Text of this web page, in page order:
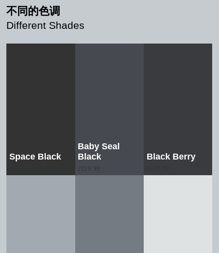
不同的色调
Different Shades
Space Black
Baby Seal
Black
2119-30
Black Berry